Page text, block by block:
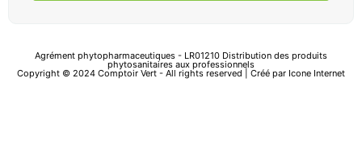
Agrément phytopharmaceutiques - LR01210 Distribution des produits
phytosanitaires aux professionnels
Copyright © 2024 Comptoir Vert - All rights reserved | Créé par Icone Internet